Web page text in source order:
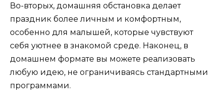
Во-вторых, домашняя обстановка делает
праздник более личным и комфортным,
особенно для малышей, которые чувствуют
себя уютнее в знакомой среде. Наконец, в
домашнем формате вы можете реализовать
любую идею, не ограничиваясь стандартными
программами.